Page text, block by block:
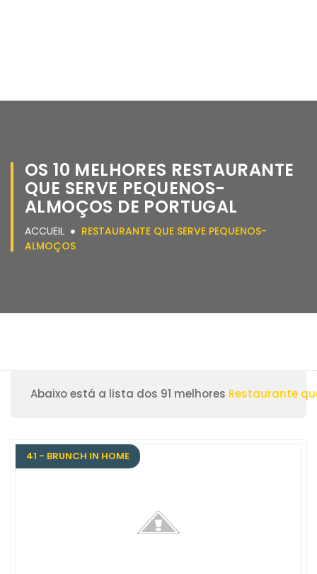
OS 10 MELHORES RESTAURANTE
QUE SERVE PEQUENOS-
ALMOÇOS DE PORTUGAL
ACCUEIL
RESTAURANTE QUE SERVE PEQUENOS-
ALMOÇOS
Abaixo está a lista dos 91 melhores Restaurante
41 - BRUNCH IN HOME